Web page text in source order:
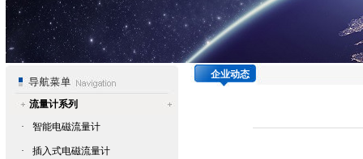
流量计系列
·
智能电磁流量计
· 插入式电磁流量计
企业动态